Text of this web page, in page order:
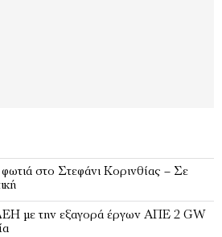
στο Στεφάνι Κορινθίας – Σε
με την εξαγορά έργων ΑΠΕ 2 GW